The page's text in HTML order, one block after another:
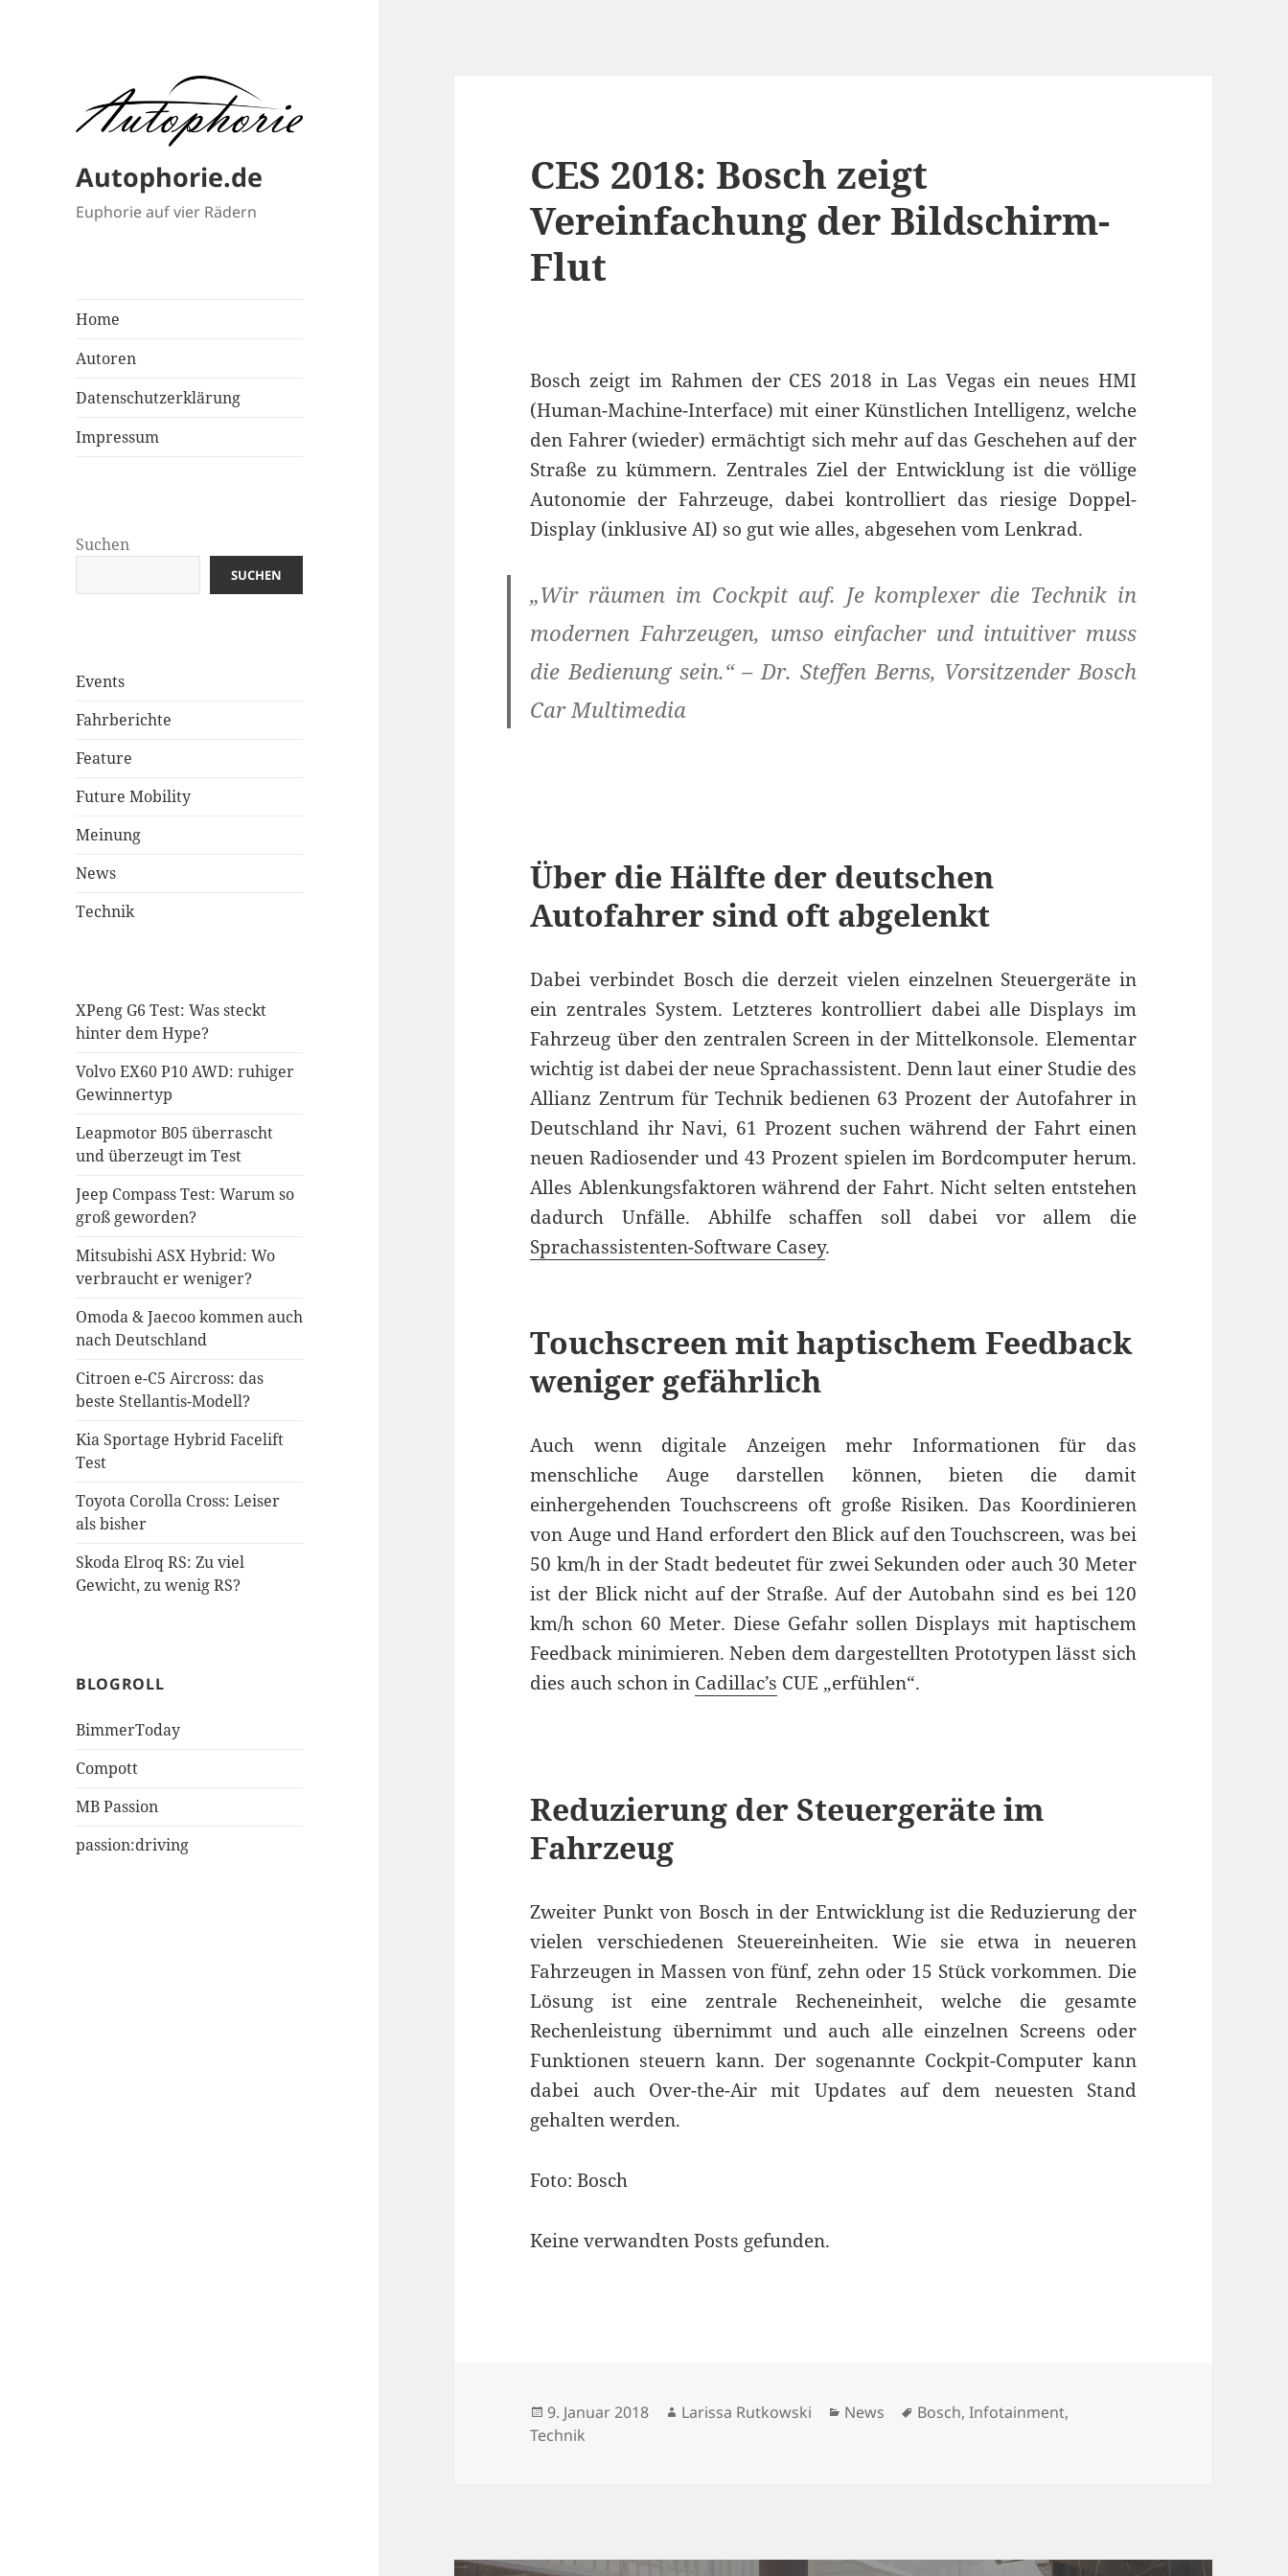
Autophorie.de
Euphorie auf vier Rädern
Home
Autoren
Datenschutzerklärung
Impressum
Suchen
SUCHEN
Events
Fahrberichte
Feature
Future Mobility
Meinung
News
Technik
XPeng G6 Test: Was steckt
hinter dem Hype?
Volvo EX60 P10 AWD: ruhiger
Gewinnertyp
Leapmotor B05 überrascht
und überzeugt im Test
Jeep Compass Test: Warum so
groß geworden?
Mitsubishi ASX Hybrid: Wo
verbraucht er weniger?
Omoda & Jaecoo kommen auch
nach Deutschland
Citroen e-C5 Aircross: das
beste Stellantis-Modell?
Kia Sportage Hybrid Facelift
Test
Toyota Corolla Cross: Leiser
als bisher
Skoda Elroq RS: Zu viel
Gewicht, zu wenig RS?
BLOGROLL
BimmerToday
Compott
MB Passion
passion:driving
CES 2018: Bosch zeigt
Vereinfachung der Bildschirm-
Flut
Bosch zeigt im Rahmen der CES 2018 in Las Vegas ein neues HMI
(Human-Machine-Interface) mit einer Künstlichen Intelligenz, welche
den Fahrer (wieder) ermächtigt sich mehr auf das Geschehen auf der
Straße zu kümmern. Zentrales Ziel der Entwicklung ist die völlige
Autonomie der Fahrzeuge, dabei kontrolliert das riesige Doppel-
Display (inklusive AI) so gut wie alles, abgesehen vom Lenkrad.
„Wir räumen im Cockpit auf. Je komplexer die Technik in
modernen Fahrzeugen, umso einfacher und intuitiver muss
die Bedienung sein.“ – Dr. Steffen Berns, Vorsitzender Bosch
Car Multimedia
Über die Hälfte der deutschen
Autofahrer sind oft abgelenkt
Dabei verbindet Bosch die derzeit vielen einzelnen Steuergeräte in
ein zentrales System. Letzteres kontrolliert dabei alle Displays im
Fahrzeug über den zentralen Screen in der Mittelkonsole. Elementar
wichtig ist dabei der neue Sprachassistent. Denn laut einer Studie des
Allianz Zentrum für Technik bedienen 63 Prozent der Autofahrer in
Deutschland ihr Navi, 61 Prozent suchen während der Fahrt einen
neuen Radiosender und 43 Prozent spielen im Bordcomputer herum.
Alles Ablenkungsfaktoren während der Fahrt. Nicht selten entstehen
dadurch Unfälle. Abhilfe schaffen soll dabei vor allem die
Sprachassistenten-Software Casey.
Touchscreen mit haptischem Feedback
weniger gefährlich
Auch wenn digitale Anzeigen mehr Informationen für das
menschliche Auge darstellen können, bieten die damit
einhergehenden Touchscreens oft große Risiken. Das Koordinieren
von Auge und Hand erfordert den Blick auf den Touchscreen, was bei
50 km/h in der Stadt bedeutet für zwei Sekunden oder auch 30 Meter
ist der Blick nicht auf der Straße. Auf der Autobahn sind es bei 120
km/h schon 60 Meter. Diese Gefahr sollen Displays mit haptischem
Feedback minimieren. Neben dem dargestellten Prototypen lässt sich
dies auch schon in Cadillac’s CUE „erfühlen“.
Reduzierung der Steuergeräte im
Fahrzeug
Zweiter Punkt von Bosch in der Entwicklung ist die Reduzierung der
vielen verschiedenen Steuereinheiten. Wie sie etwa in neueren
Fahrzeugen in Massen von fünf, zehn oder 15 Stück vorkommen. Die
Lösung ist eine zentrale Recheneinheit, welche die gesamte
Rechenleistung übernimmt und auch alle einzelnen Screens oder
Funktionen steuern kann. Der sogenannte Cockpit-Computer kann
dabei auch Over-the-Air mit Updates auf dem neuesten Stand
gehalten werden.
Foto: Bosch
Keine verwandten Posts gefunden.
Veröffentlicht
am
9. Januar 2018 Autor
Larissa Rutkowski Kategorien
News Schlagwörter
Bosch,Infotainment,
Technik